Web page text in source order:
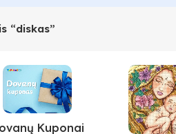
“diskas”
Kuponai